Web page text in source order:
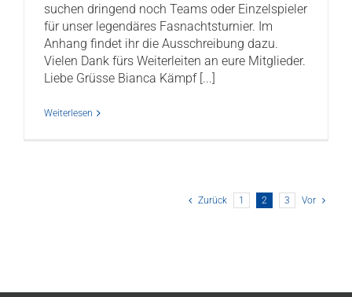
suchen dringend noch Teams oder Einzelspieler
für unser legendäres Fasnachtsturnier. Im
Anhang findet ihr die Ausschreibung dazu.
Vielen Dank fürs Weiterleiten an eure Mitglieder.
Liebe Grüsse Bianca Kämpf [...]
Weiterlesen
Zurück 1 2 3 Vor